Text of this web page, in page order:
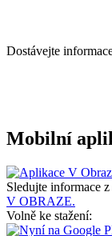
Dostávejte
Mobilní
Sledujte informace
V OBRAZE.
Volně ke stažení: